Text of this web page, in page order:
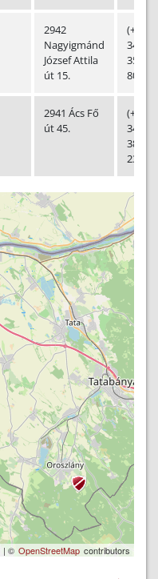
2942
Nagyigmánd
József Attila
út 15.
(+36-
34)
356-
800
2941 Ács Fő
út 45.
(+36-
34)
386-
231
| © OpenStreetMap contributors